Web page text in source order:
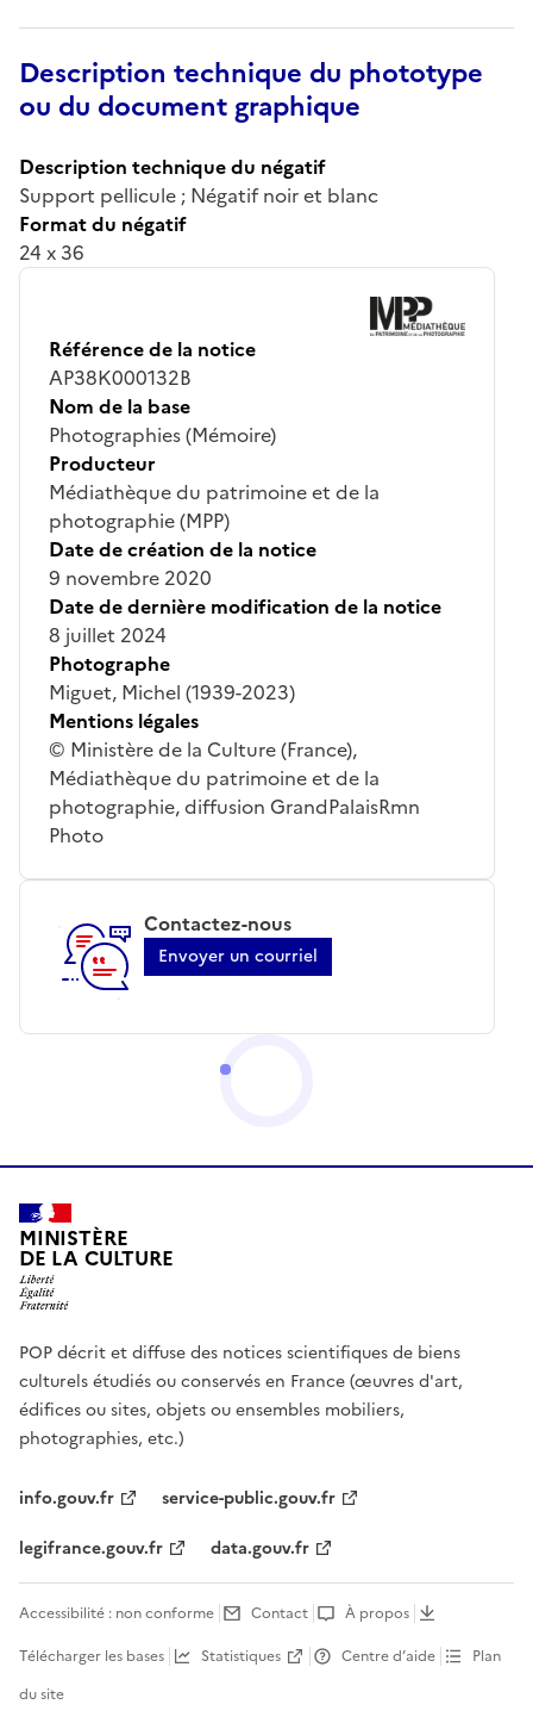
Description technique du phototype
ou du document graphique
Description technique du négatif
Support pellicule ; Négatif noir et blanc
Format du négatif
24 x 36
Référence de la notice
AP38K000132B
Nom de la base
Photographies (Mémoire)
Producteur
Médiathèque du patrimoine et de la
photographie (MPP)
Date de création de la notice
9 novembre 2020
Date de dernière modification de la notice
8 juillet 2024
Photographe
Miguet, Michel (1939-2023)
Mentions légales
© Ministère de la Culture (France),
Médiathèque du patrimoine et de la
photographie, diffusion GrandPalaisRmn
Photo
Contactez-nous
Envoyer un courriel
MINISTÈRE
DE LA CULTURE
POP décrit et diffuse des notices scientifiques de biens
culturels étudiés ou conservés en France (œuvres d'art,
édifices ou sites, objets ou ensembles mobiliers,
photographies, etc.)
info.gouv.fr
service-public.gouv.fr
legifrance.gouv.fr
data.gouv.fr
Accessibilité : non conforme Contact
À propos
Télécharger les bases
Statistiques Centre d’aide
Plan
du site